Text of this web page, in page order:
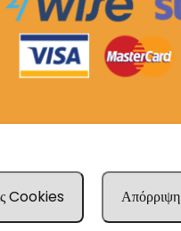
Cookies Απόρριψη